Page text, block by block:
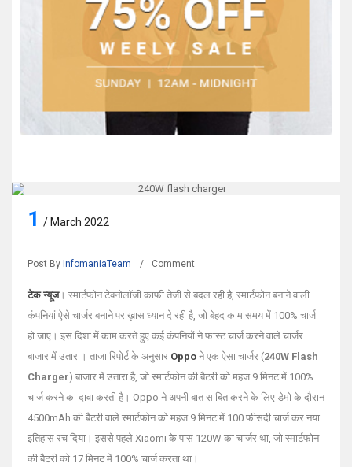
1 / March 2022
Post By InfomaniaTeam Comment
टेक न्यूज। स्मार्टफोन टेक्नोलॉजी काफी तेजी से बदल रही है, स्मार्टफोन बनाने वाली
कंपनियां ऐसे चार्जर बनाने पर ख़ास ध्यान दे रही है, जो बेहद काम समय में 100% चार्ज
हो जाए। इस दिशा में काम करते हुए कई कंपनियों ने फास्ट चार्ज करने वाले चार्जर
बाजार में उतारा। ताजा रिपोर्ट के अनुसार Oppo ने एक ऐसा चार्जर (240W Flash
Charger) बाजार में उतारा है, जो स्मार्टफोन की बैटरी को महज 9 मिनट में 100%
चार्ज करने का दावा करती है। Oppo ने अपनी बात साबित करने के लिए डेमो के दौरान
4500mAh की बैटरी वाले स्मार्टफोन को महज 9 मिनट में 100 फीसदी चार्ज कर नया
इतिहास रच दिया। इससे पहले Xiaomi के पास 120W का चार्जर था, जो स्मार्टफोन
की बैटरी को 17 मिनट में 100% चार्ज करता था।